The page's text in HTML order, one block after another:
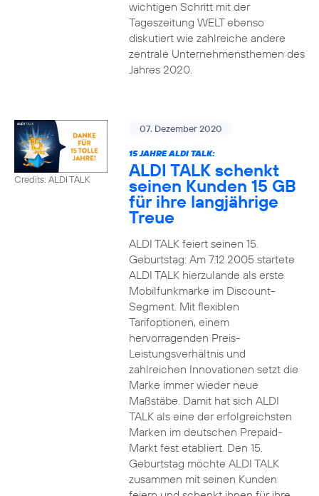
wichtigen Schritt mit der
Tageszeitung WELT ebenso
diskutiert wie zahlreiche andere
zentrale Unternehmensthemen des
Jahres 2020.
Credits: ALDI TALK
07. Dezember 2020
15 JAHRE ALDI TALK:
ALDI TALK schenkt
seinen Kunden 15 GB
für ihre langjährige
Treue
ALDI TALK feiert seinen 15.
Geburtstag: Am 7.12.2005 startete
ALDI TALK hierzulande als erste
Mobilfunkmarke im Discount-
Segment. Mit flexiblen
Tarifoptionen, einem
hervorragenden Preis-
Leistungsverhältnis und
zahlreichen Innovationen setzt die
Marke immer wieder neue
Maßstäbe. Damit hat sich ALDI
TALK als eine der erfolgreichsten
Marken im deutschen Prepaid-
Markt fest etabliert. Den 15.
Geburtstag möchte ALDI TALK
zusammen mit seinen Kunden